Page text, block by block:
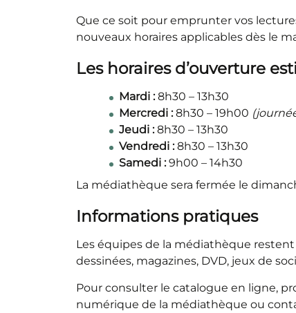
Que ce soit pour emprunter vos
nouveaux horaires applicables dès le
Les horaires d’ouverture
Mardi :8h30 – 13h30
Mercredi :8h30 – 19h00
Jeudi :8h30 – 13h30
Vendredi :8h30 – 13h30
Samedi :9h00 – 14h30
La médiathèque sera fermée le
Informations pratiques
Les équipes de la médiathèque
dessinées, magazines, DVD, jeux de
Pour consulter le catalogue en ligne,
numérique de la médiathèque ou